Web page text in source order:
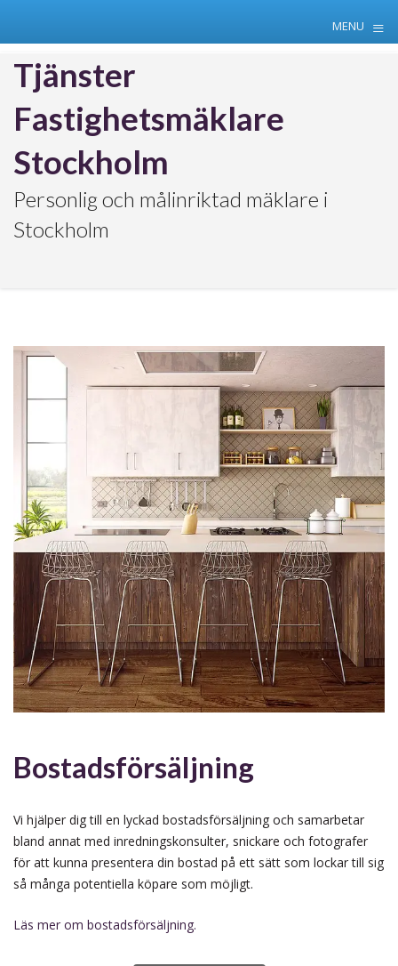
MENU ≡
Skip
content
Tjänster
Fastighetsmäklare
Stockholm
Personlig och målinriktad mäklare i
Stockholm
Bostadsförsäljning
Vi hjälper dig till en lyckad bostadsförsäljning och samarbetar
bland annat med inredningskonsulter, snickare och fotografer
för att kunna presentera din bostad på ett sätt som lockar till sig
så många potentiella köpare som möjligt.
Läs mer om bostadsförsäljning.